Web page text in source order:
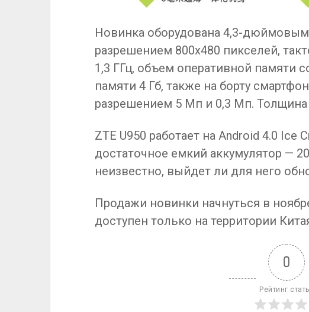
Новинка оборудована 4,3-
разрешением 800х480 пикселей,
1,3 ГГц, объем оперативной памяти
памяти 4 Гб, также на борту
разрешением 5 Мп и 0,3 Мп.
ZTE U950 работает на Android 4.0 Ice
достаточное емкий аккумулятор —
неизвестно, выйдет ли для него
Продажи новинки начнуться в
доступен только на территории
0
Рейтинг